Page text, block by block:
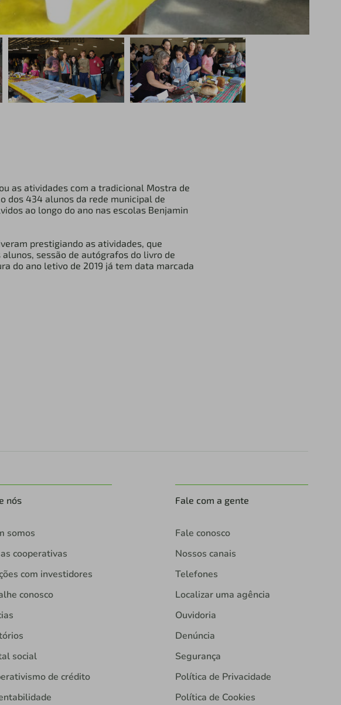
as atividades com a tradicional Mostra de
dos 434 alunos da rede municipal de
ao longo do ano nas escolas Benjamin
prestigiando as atividades, que
sessão de autógrafos do livro de
do ano letivo de 2019 já tem data marcada
nós
somos
cooperativas
com investidores
conosco
social
de crédito
Fale com a gente
Fale conosco
Nossos canais
Telefones
Localizar uma agência
Ouvidoria
Denúncia
Segurança
Política de Privacidade
Política de Cookies